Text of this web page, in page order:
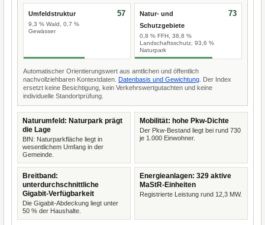
Umfeldstruktur
9,3 % Wald, 0,7 %
Gewässer
57
Natur- und
Schutzgebiete
0,8 % FFH, 38,8 %
Landschaftsschutz, 93,6 %
Naturpark
73
Automatischer Orientierungswert aus amtlichen und öffentlich
nachvollziehbaren Kontextdaten. Datenbasis und Gewichtung . Der Index
ersetzt keine Besichtigung, kein Verkehrswertgutachten und keine
individuelle Standortprüfung.
Naturumfeld: Naturpark prägt
die Lage
BfN: Naturparkfläche liegt in
wesentlichem Umfang in der
Gemeinde.
Mobilität: hohe Pkw-Dichte
Der Pkw-Bestand liegt bei rund 730
je 1.000 Einwohner.
Breitband:
unterdurchschnittliche
Gigabit-Verfügbarkeit
Die Gigabit-Abdeckung liegt unter
50 % der Haushalte.
Energieanlagen: 329 aktive
MaStR-Einheiten
Registrierte Leistung rund 12,3 MW.